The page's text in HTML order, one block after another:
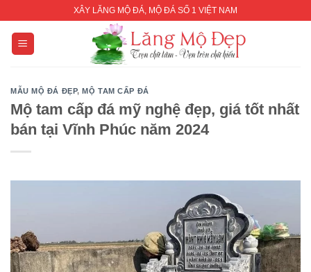
content
XÂY LĂNG MỘ ĐÁ, MỘ ĐÁ SỐ 1 VIỆT NAM
MẪU MỘ ĐÁ ĐẸP,MỘ TAM CẤP ĐÁ
Mộ tam cấp đá mỹ nghệ đẹp, giá tốt nhất
bán tại Vĩnh Phúc năm 2024